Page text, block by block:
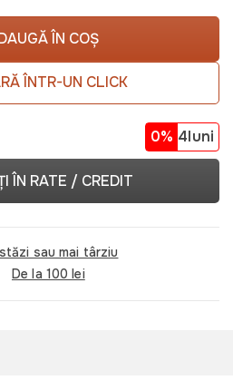
ÎN COȘ
ÎNTR-UN CLICK
0% 4luni
ÎN RATE / CREDIT
sau mai târziu
De la 100 lei